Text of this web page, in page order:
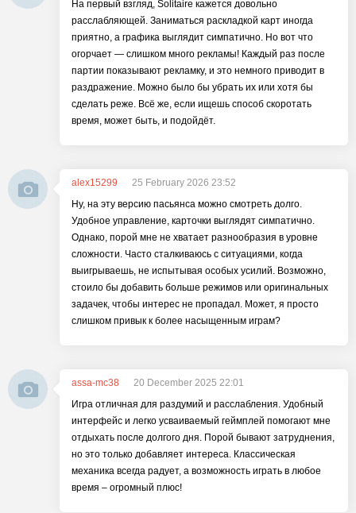
На первый взгляд, Solitaire кажется довольно
расслабляющей. Заниматься раскладкой карт иногда
приятно, а графика выглядит симпатично. Но вот что
огорчает — слишком много рекламы! Каждый раз после
партии показывают рекламку, и это немного приводит в
раздражение. Можно было бы убрать их или хотя бы
сделать реже. Всё же, если ищешь способ скоротать
время, может быть, и подойдёт.
alex15299
25 February 2026 23:52
Ну, на эту версию пасьянса можно смотреть долго.
Удобное управление, карточки выглядят симпатично.
Однако, порой мне не хватает разнообразия в уровне
сложности. Часто сталкиваюсь с ситуациями, когда
выигрываешь, не испытывая особых усилий. Возможно,
стоило бы добавить больше режимов или оригинальных
задачек, чтобы интерес не пропадал. Может, я просто
слишком привык к более насыщенным играм?
assa-mc38
20 December 2025 22:01
Игра отличная для раздумий и расслабления. Удобный
интерфейс и легко усваиваемый геймплей помогают мне
отдыхать после долгого дня. Порой бывают затруднения,
но это только добавляет интереса. Классическая
механика всегда радует, а возможность играть в любое
время – огромный плюс!